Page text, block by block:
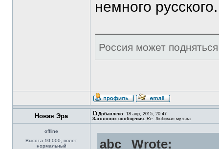
немного русского.
Россия может
Новая Эра Добавлено: 18 апр, 2015, 20:47
Заголовок сообщения: Re: Любимая музыка
offline
Высота 10 000, полет
нормальный
abc_ Wrote: